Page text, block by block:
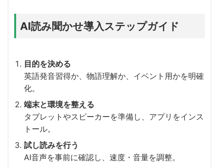
AI読み聞かせ導入ステップガイド
目的を決める
英語発音習得か、物語理解か、イベント用かを明確
化。
端末と環境を整える
タブレットやスピーカーを準備し、アプリをインス
トール。
試し読みを行う
AI音声を事前に確認し、速度・音量を調整。